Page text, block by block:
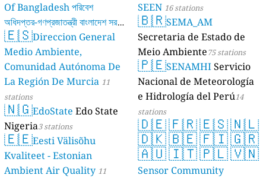
Of Bangladesh পরিবেশ
অধিদপ্তর-গণপ্রজাতন্ত্রী বাংলাদেশ সরকার
17 stations
🇪🇸Direccion General
Medio Ambiente,
Comunidad Autónoma De
La Región De Murcia 11
stations
🇳🇬EdoState Edo State
Nigeria3 stations
🇪🇪Eesti Välisõhu
Kvaliteet - Estonian
Ambient Air Quality 11
SEEN 16 stations
🇧🇷SEMA_AM
Secretaria de Estado de
Meio Ambiente75 stations
🇵🇪SENAMHIServicio
Nacional de Meteorología
e Hidrología del Perú14
stations
🇩🇪🇫🇷🇪🇸🇳🇱
🇩🇰🇧🇪🇫🇮🇬🇷
🇦🇺🇮🇹🇵🇱🇻🇳
Sensor Community